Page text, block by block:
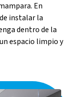
En
instalar la
dentro de la
espacio limpio y